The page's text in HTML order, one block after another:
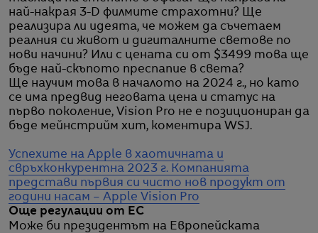
най-накрая 3-D филмите страхотни? Ще
реализира ли идеята, че можем да съчетаем
реалния си живот и дигиталните светове по
нови начини? Или с цената си от $3499 това ще
бъде най-скъпото преспапие в света?
Ще научим това в началото на 2024 г., но като
се има предвид неговата цена и статус на
първо поколение, Vision Pro не е позициониран да
бъде мейнстрийм хит, коментира WSJ.
Успехите на Apple в хаотичната и
свръхконкурентна 2023 г. Компанията
представи първия си чисто нов продукт от
години насам – Apple Vision Pro
Още регулации от ЕС
Може би президентът на Европейската